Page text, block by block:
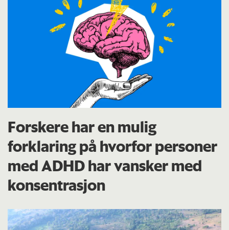
Forskere har en mulig
forklaring på hvorfor personer
med ADHD har vansker med
konsentrasjon